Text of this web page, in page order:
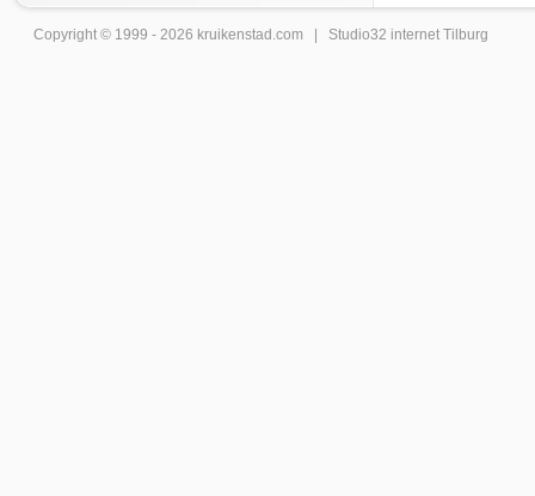
Copyright © 1999 - 2026 kruikenstad .com | Studio32 internet Tilburg